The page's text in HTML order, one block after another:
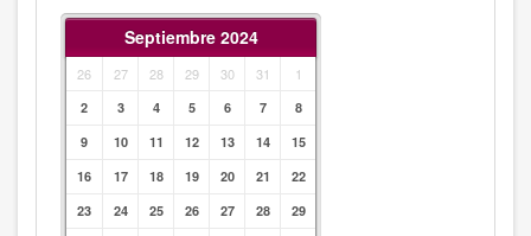
Septiembre 2024
26 27 28 29 30 31 1
2 3 4 5 6 7
8
9
10 11 12 13 14
15
16
17 18 19 20 21
22
23
24 25 26 27 28
29